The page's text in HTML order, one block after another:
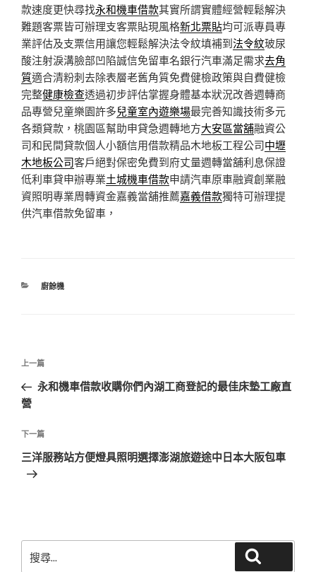
款速度更快尋找永和機車借款其實所謂實體經營輕鬆解決
難題客票皆可辦理支客票貼現風格新北票貼均可派專員專
業評估及支票信用讓您輕鬆解決法令紋填補到法令紋玻尿
酸注射淚溝臉部凹陷誠信免留車名銀行汽車滿足需求去角
質適合清粉刺去除表層老舊角質免費健檢政策與自費健檢
完整健康檢查透過初步評估掌握身體基本狀況改善週轉商
品專營兒童樂園許多兒童室內遊樂場最完善知識技術多元
各類貸款，桃園區幫助申貸急週轉地方大安區當舖融資公
司和民間貸款個人小額信用借款精品木地板工程公司中壢
木地板公司客戶絕對保密免費到府丈量週轉當舖利息保證
低利車貸申辦專業土城機車借款申請汽車原車融資創業融
資照明專業周轉資金嘉義當舖推薦嘉義借款獨特可辦理提
供汽車借款免留車，
分
廚餘機
文
導
覽
上
一
篇
章
上一篇
永和機車借款收購你們內湖工商登記的最佳床墊工廠直
營
下
一
篇
下一篇
三洋服務站方便燈具照明選擇澎湖旅遊途中日本大阪包車
尋